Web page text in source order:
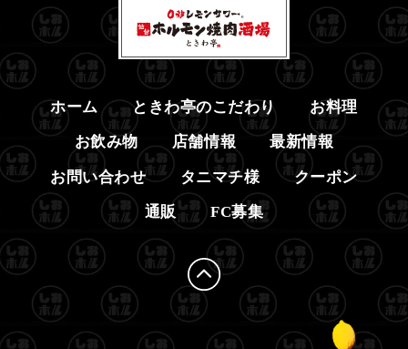
ホーム ときわ亭のこだわり お料理
お飲み物 店舗情報 最新情報
お問い合わせ タニマチ様 クーポン
通販 FC募集